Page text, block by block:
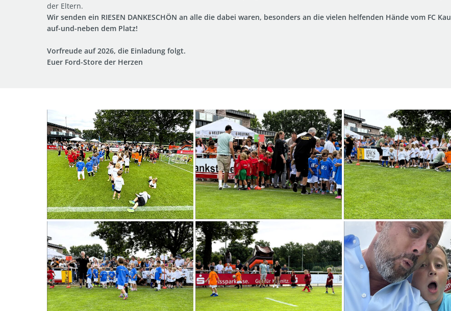
der Eltern.
Wir senden ein RIESEN DANKESCHÖN an alle die dabei waren, besonders an die vielen helfenden Hände vom FC
auf-und-neben dem Platz!
Vorfreude auf 2026, die Einladung folgt.
Euer Ford-Store der Herzen